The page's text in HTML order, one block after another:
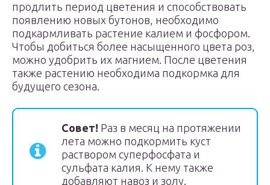
продлить период цветения и способствовать
появлению новых бутонов, необходимо
подкармливать растение калием и фосфором.
Чтобы добиться более насыщенного цвета роз,
можно удобрить их магнием. После цветения
также растению необходима подкормка для
будущего сезона.
Совет! Раз в месяц на протяжении
лета можно подкормить куст
раствором суперфосфата и
сульфата калия. К нему также
добавляют навоз и золу.